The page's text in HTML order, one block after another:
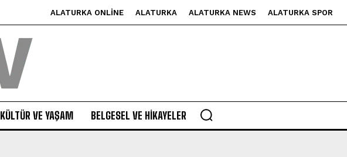
ALATURKA ONLINE ALATURKA ALATURKA NEWS ALATURKA SPOR
KÜLTÜR VE YAŞAM BELGESEL VE HIKAYELER